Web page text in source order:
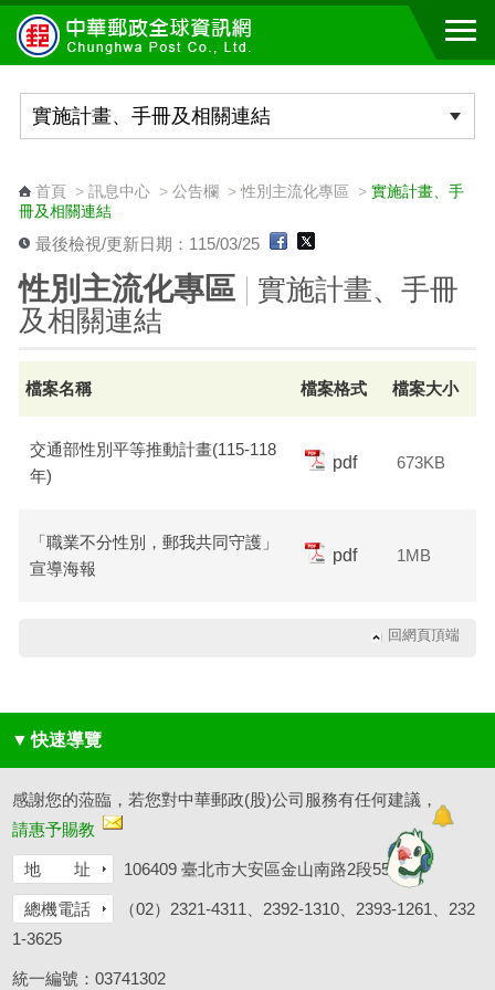
跳到主要內容區塊
首頁> 訊息中心> 公告欄 > 性別主流化專區 > 實施計畫、手
冊及相關連結
最後檢視/更新日期：115/03/25
性別主流化專區
實施計畫、手冊
及相關連結
檔案名稱 檔案格式 檔案大小
交通部性別平等推動計畫(115-118
年)
pdf 673KB
「職業不分性別，郵我共同守護」
宣導海報
pdf 1MB
回網頁頂端
▼ 快速導覽
感謝您的蒞臨，若您對中華郵政(股)公司服務有任何建議，
請惠予賜教
地 址 106409 臺北市大安區金山南路2段55號
總機電話
（02）2321-4311、2392-1310、2393-1261、232
1-3625
統一編號：03741302